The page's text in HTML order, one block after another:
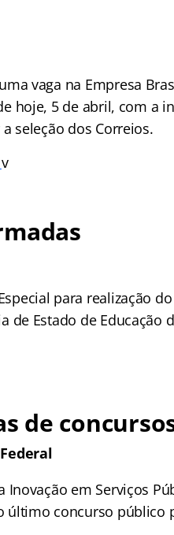
vaga na Empresa
hoje, 5 de abril, com a
seleção dos Correios.
v
para realização
de Estado de Educação
de
Inovação em Serviços
último concurso público